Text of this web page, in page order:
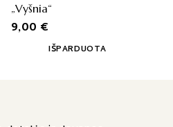
€
„Vyšnia“
9,00 €
IŠPARDUOTA